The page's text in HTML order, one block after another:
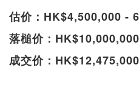
估价：HK$4,500,000 -
落槌价：HK$10,000,000
成交价：HK$12,475,000